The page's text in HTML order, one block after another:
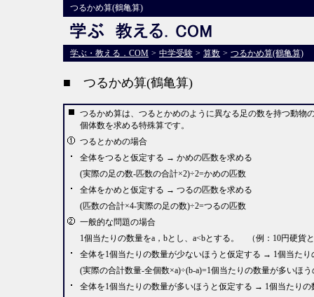
つるかめ算(鶴亀算)
学ぶ・教える．COM > 中学受験 > 算数 > つるかめ算(鶴亀算)
■ つるかめ算(鶴亀算)
つるかめ算は、つるとかめのように異なる足の数を持つ動物
個体数を求める特殊算です。
つるとかめの場合
全体をつると仮定する → かめの匹数を求める
(実際の足の数-匹数の合計×2)÷2=かめの匹数
全体をかめと仮定する → つるの匹数を求める
(匹数の合計×4-実際の足の数)÷2=つるの匹数
一般的な問題の場合
1個当たりの数量をa，bとし、a<bとする。 （例：10円硬貨
全体を1個当たりの数量が少ないほうと仮定する → 1個当た
(実際の合計数量-全個数×a)÷(b-a)=1個当たりの数量が多いほ
全体を1個当たりの数量が多いほうと仮定する → 1個当たり